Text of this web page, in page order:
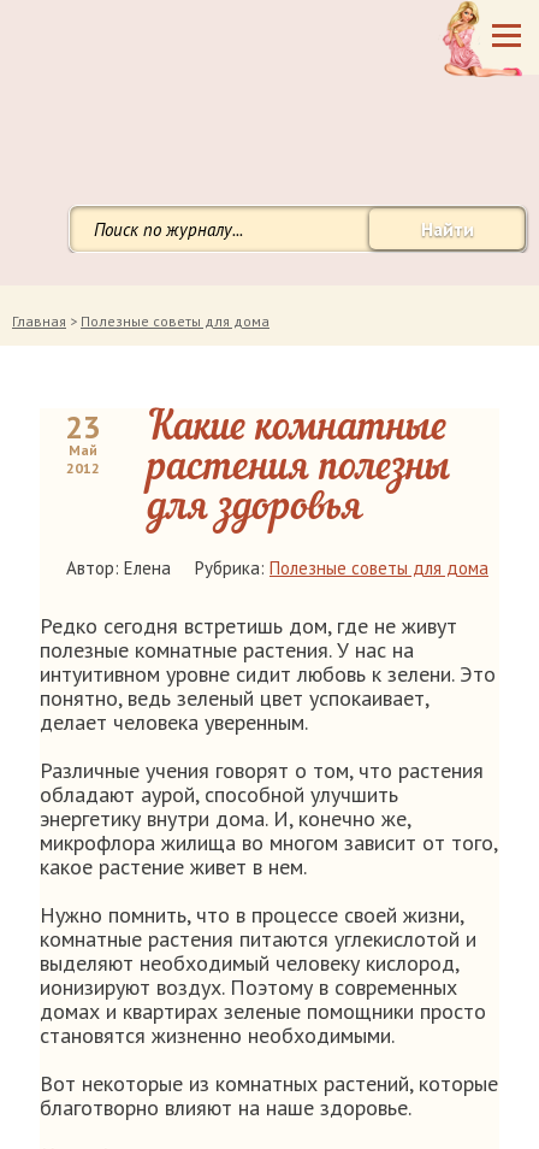
Найти
Главная > Полезные советы для дома
23
Май
2012
Какие комнатные
растения полезны
для здоровья
Автор: Елена Рубрика: Полезные советы для дома
Редко сегодня встретишь дом, где не живут
полезные комнатные растения. У нас на
интуитивном уровне сидит любовь к зелени. Это
понятно, ведь зеленый цвет успокаивает,
делает человека уверенным.
Различные учения говорят о том, что растения
обладают аурой, способной улучшить
энергетику внутри дома. И, конечно же,
микрофлора жилища во многом зависит от того,
какое растение живет в нем.
Нужно помнить, что в процессе своей жизни,
комнатные растения питаются углекислотой и
выделяют необходимый человеку кислород,
ионизируют воздух. Поэтому в современных
домах и квартирах зеленые помощники просто
становятся жизненно необходимыми.
Вот некоторые из комнатных растений, которые
благотворно влияют на наше здоровье.